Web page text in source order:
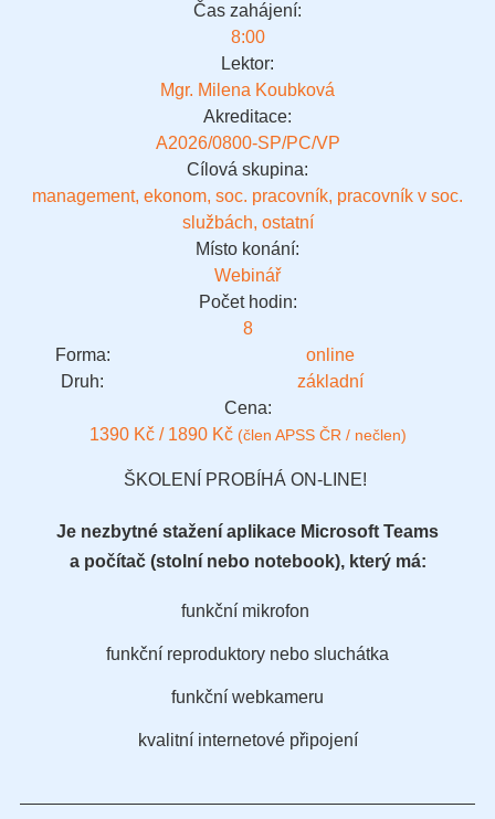
Čas zahájení:
8:00
Lektor:
Mgr. Milena Koubková
Akreditace:
A2026/0800-SP/PC/VP
Cílová skupina:
management, ekonom, soc. pracovník, pracovník v soc.
službách, ostatní
Místo konání:
Webinář
Počet hodin:
8
Forma:
online
Druh:
základní
Cena:
1390 Kč / 1890 Kč (člen APSS ČR / nečlen)
ŠKOLENÍ PROBÍHÁ ON-LINE!
Je nezbytné stažení aplikace Microsoft Teams
a počítač (stolní nebo notebook), který má:
funkční mikrofon
funkční reproduktory nebo sluchátka
funkční webkameru
kvalitní internetové připojení